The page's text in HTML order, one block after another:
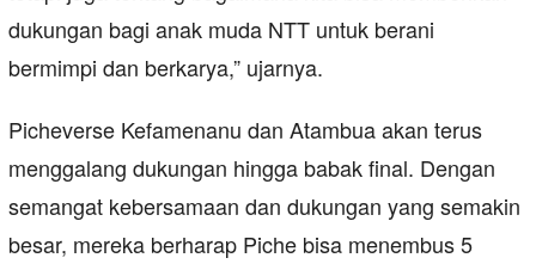
dukungan bagi anak muda NTT untuk berani
bermimpi dan berkarya,” ujarnya.
Picheverse Kefamenanu dan Atambua akan terus
menggalang dukungan hingga babak final. Dengan
semangat kebersamaan dan dukungan yang semakin
besar, mereka berharap Piche bisa menembus 5